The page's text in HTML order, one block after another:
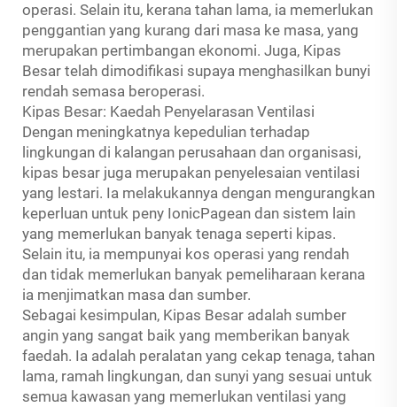
operasi. Selain itu, kerana tahan lama, ia memerlukan
penggantian yang kurang dari masa ke masa, yang
merupakan pertimbangan ekonomi. Juga, Kipas
Besar telah dimodifikasi supaya menghasilkan bunyi
rendah semasa beroperasi.
Kipas Besar: Kaedah Penyelarasan Ventilasi
Dengan meningkatnya kepedulian terhadap
lingkungan di kalangan perusahaan dan organisasi,
kipas besar juga merupakan penyelesaian ventilasi
yang lestari. Ia melakukannya dengan mengurangkan
keperluan untuk peny IonicPagean dan sistem lain
yang memerlukan banyak tenaga seperti kipas.
Selain itu, ia mempunyai kos operasi yang rendah
dan tidak memerlukan banyak pemeliharaan kerana
ia menjimatkan masa dan sumber.
Sebagai kesimpulan, Kipas Besar adalah sumber
angin yang sangat baik yang memberikan banyak
faedah. Ia adalah peralatan yang cekap tenaga, tahan
lama, ramah lingkungan, dan sunyi yang sesuai untuk
semua kawasan yang memerlukan ventilasi yang